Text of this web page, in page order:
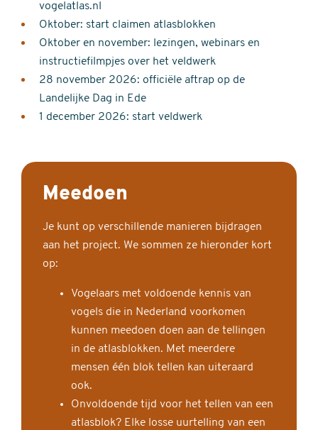
vogelatlas.nl
Oktober: start claimen atlasblokken
Oktober en november: lezingen, webinars en
instructiefilmpjes over het veldwerk
28 november 2026: officiële aftrap op de
Landelijke Dag in Ede
1 december 2026: start veldwerk
Meedoen
Je kunt op verschillende manieren bijdragen
aan het project. We sommen ze hieronder kort
op:
Vogelaars met voldoende kennis van
vogels die in Nederland voorkomen
kunnen meedoen doen aan de tellingen
in de atlasblokken. Met meerdere
mensen één blok tellen kan uiteraard
ook.
Onvoldoende tijd voor het tellen van een
atlasblok? Elke losse uurtelling van een